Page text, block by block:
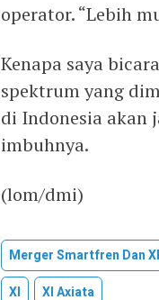
operator. “Lebih
Kenapa saya
spektrum yang
di Indonesia akan
imbuhnya.
(lom/dmi)
Merger Smartfren Dan Xl
Xl
Xl Axiata